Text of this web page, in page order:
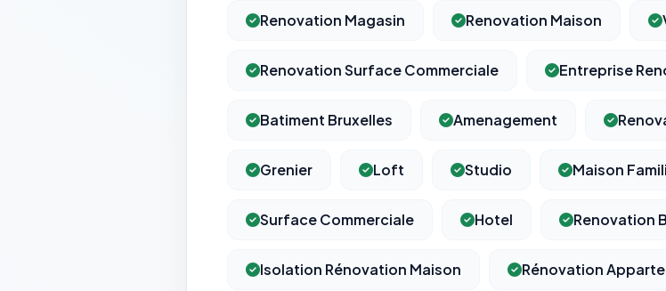
Renovation Magasin Renovation Maison
Renovation Surface Commerciale Entreprise
Batiment Bruxelles Amenagement
Grenier Loft Studio Maison
Surface Commerciale Hotel Renovation
Isolation Rénovation Maison Rénovation
Cookies essentiels TOUJOURS ACTIF